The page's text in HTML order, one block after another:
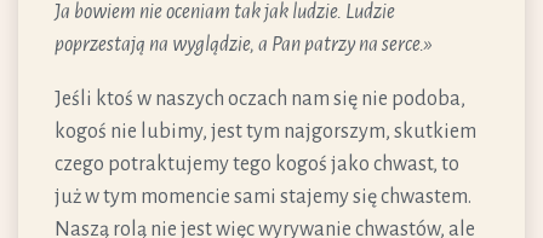
Ja bowiem nie oceniam tak jak ludzie. Ludzie
poprzestają na wyglądzie, a Pan patrzy na serce.»
Jeśli ktoś w naszych oczach nam się nie podoba,
kogoś nie lubimy, jest tym najgorszym, skutkiem
czego potraktujemy tego kogoś jako chwast, to
już w tym momencie sami stajemy się chwastem.
Naszą rolą nie jest więc wyrywanie chwastów, ale